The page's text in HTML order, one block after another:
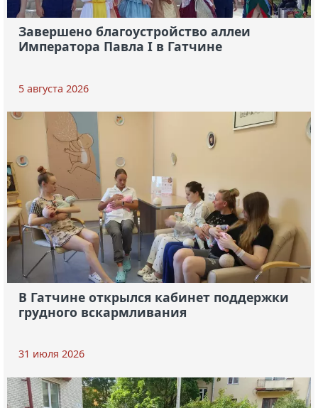
Завершено благоустройство аллеи
Императора Павла I в Гатчине
5 августа 2026
В Гатчине открылся кабинет поддержки
грудного вскармливания
31 июля 2026